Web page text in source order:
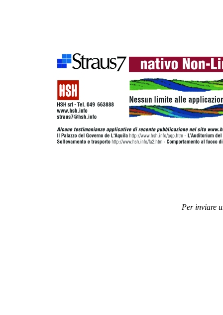
Per inviare